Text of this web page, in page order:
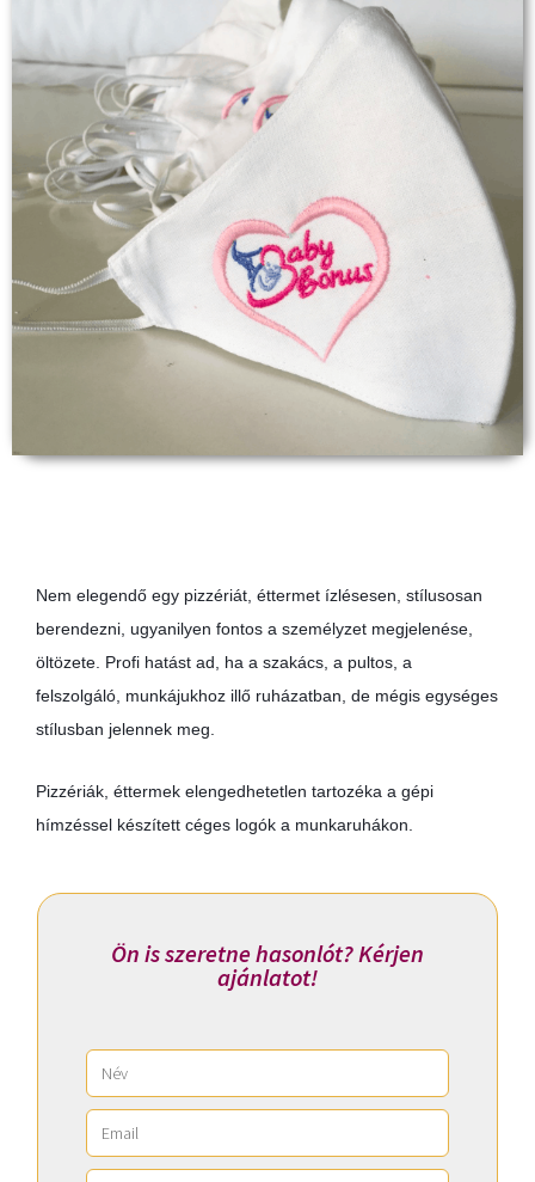
i
v
e
:
Nem elegendő egy pizzériát, éttermet ízlésesen, stílusosan
berendezni, ugyanilyen fontos a személyzet megjelenése,
öltözete. Profi hatást ad, ha a szakács, a pultos, a
felszolgáló, munkájukhoz illő ruházatban, de mégis egységes
stílusban jelennek meg.
Pizzériák, éttermek elengedhetetlen tartozéka a gépi
hímzéssel készített céges logók a munkaruhákon.
Ön is szeretne hasonlót? Kérjen
ajánlatot!